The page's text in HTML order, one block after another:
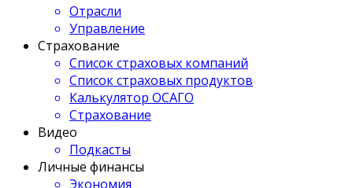
Отрасли
Управление
Страхование
Список страховых компаний
Список страховых продуктов
Калькулятор ОСАГО
Страхование
Видео
Подкасты
Личные финансы
Экономия